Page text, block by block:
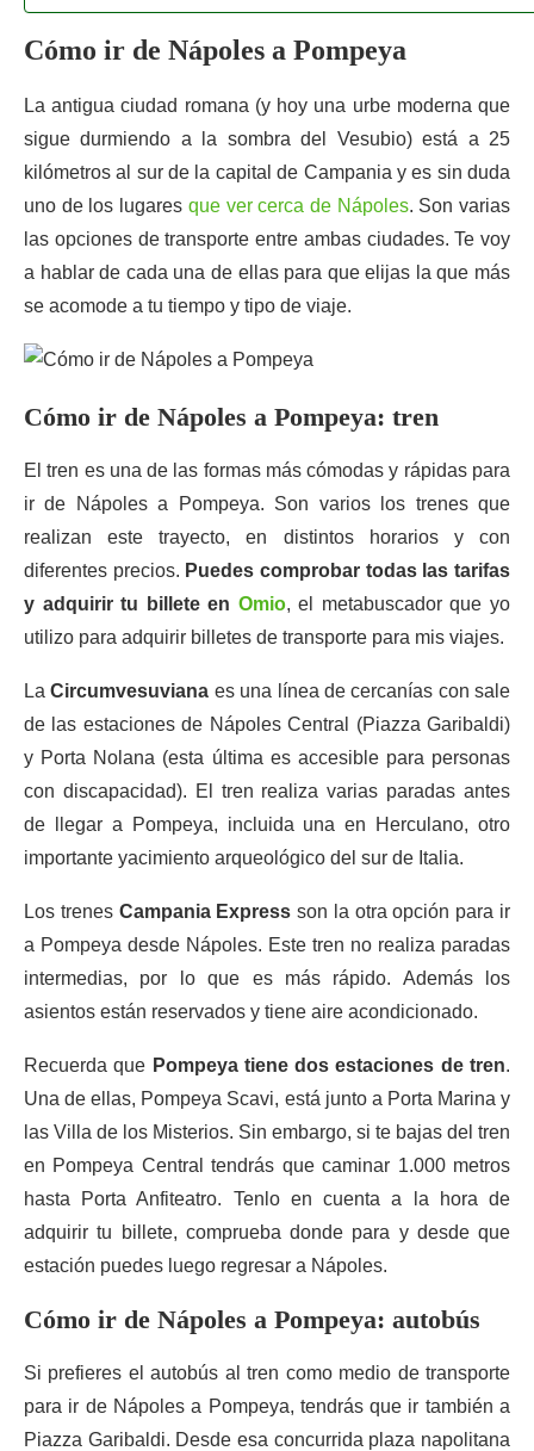
Cómo ir de Nápoles a Pompeya
La antigua ciudad romana (y hoy una urbe moderna que
sigue durmiendo a la sombra del Vesubio) está a 25
kilómetros al sur de la capital de Campania y es sin duda
uno de los lugares que ver cerca de Nápoles. Son varias
las opciones de transporte entre ambas ciudades. Te voy
a hablar de cada una de ellas para que elijas la que más
se acomode a tu tiempo y tipo de viaje.
Cómo ir de Nápoles a Pompeya: tren
El tren es una de las formas más cómodas y rápidas para
ir de Nápoles a Pompeya. Son varios los trenes que
realizan este trayecto, en distintos horarios y con
diferentes precios. Puedes comprobar todas las tarifas
y adquirir tu billete en Omio, el metabuscador que yo
utilizo para adquirir billetes de transporte para mis viajes.
LaCircumvesuviana es una línea de cercanías con sale
de las estaciones de Nápoles Central (Piazza Garibaldi)
y Porta Nolana (esta última es accesible para personas
con discapacidad). El tren realiza varias paradas antes
de llegar a Pompeya, incluida una en Herculano, otro
importante yacimiento arqueológico del sur de Italia.
Los trenes Campania Express son la otra opción para ir
a Pompeya desde Nápoles. Este tren no realiza paradas
intermedias, por lo que es más rápido. Además los
asientos están reservados y tiene aire acondicionado.
Recuerda que Pompeya tiene dos estaciones de tren.
Una de ellas, Pompeya Scavi, está junto a Porta Marina y
las Villa de los Misterios. Sin embargo, si te bajas del tren
en Pompeya Central tendrás que caminar 1.000 metros
hasta Porta Anfiteatro. Tenlo en cuenta a la hora de
adquirir tu billete, comprueba donde para y desde que
estación puedes luego regresar a Nápoles.
Cómo ir de Nápoles a Pompeya: autobús
Si prefieres el autobús al tren como medio de transporte
para ir de Nápoles a Pompeya, tendrás que ir también a
Piazza Garibaldi. Desde esa concurrida plaza napolitana